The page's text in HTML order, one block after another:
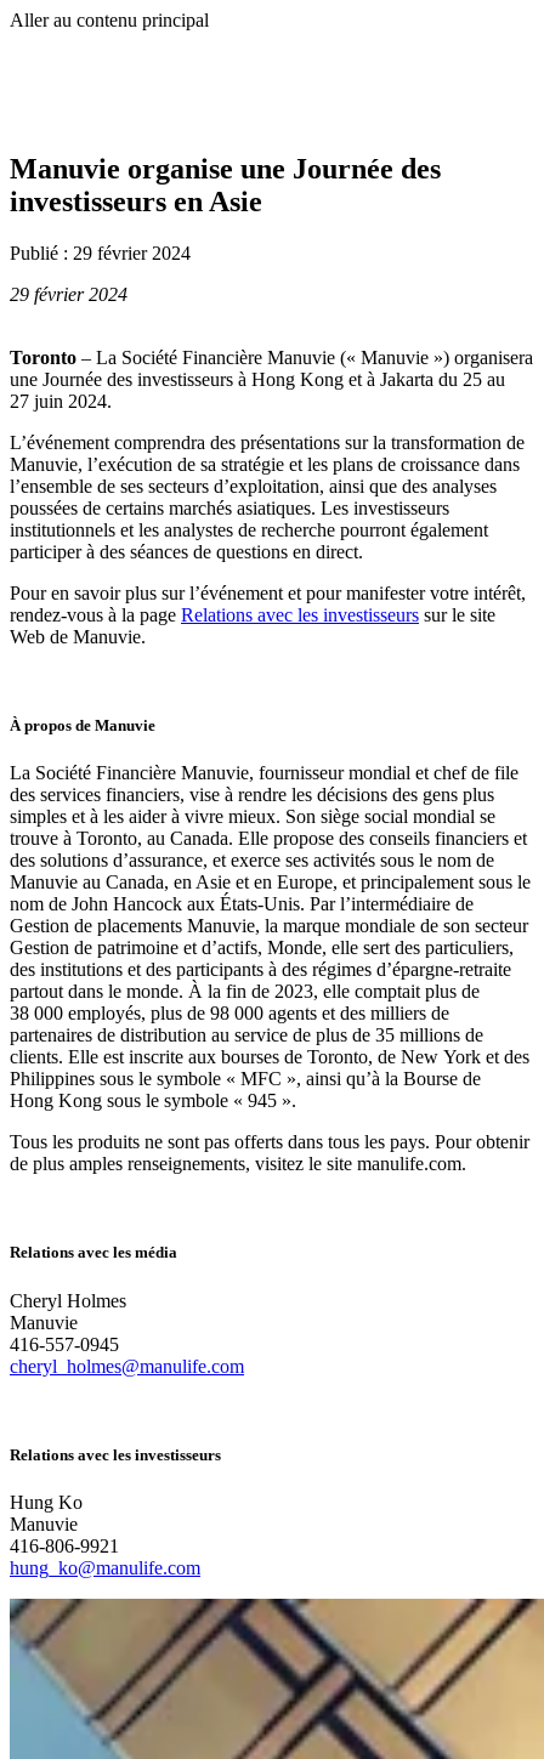
Aller au contenu principal
Manuvie organise une Journée des
investisseurs en Asie
Publié : 29 février 2024
29 février 2024
Toronto – La Société Financière Manuvie (« Manuvie ») organisera
une Journée des investisseurs à Hong Kong et à Jakarta du 25 au
27 juin 2024.
L’événement comprendra des présentations sur la transformation de
Manuvie, l’exécution de sa stratégie et les plans de croissance dans
l’ensemble de ses secteurs d’exploitation, ainsi que des analyses
poussées de certains marchés asiatiques. Les investisseurs
institutionnels et les analystes de recherche pourront également
participer à des séances de questions en direct.
Pour en savoir plus sur l’événement et pour manifester votre intérêt,
rendez-vous à la page Relations avec les investisseurs sur le site
Web de Manuvie.
À propos de Manuvie
La Société Financière Manuvie, fournisseur mondial et chef de file
des services financiers, vise à rendre les décisions des gens plus
simples et à les aider à vivre mieux. Son siège social mondial se
trouve à Toronto, au Canada. Elle propose des conseils financiers et
des solutions d’assurance, et exerce ses activités sous le nom de
Manuvie au Canada, en Asie et en Europe, et principalement sous le
nom de John Hancock aux États-Unis. Par l’intermédiaire de
Gestion de placements Manuvie, la marque mondiale de son secteur
Gestion de patrimoine et d’actifs, Monde, elle sert des particuliers,
des institutions et des participants à des régimes d’épargne-retraite
partout dans le monde. À la fin de 2023, elle comptait plus de
38 000 employés, plus de 98 000 agents et des milliers de
partenaires de distribution au service de plus de 35 millions de
clients. Elle est inscrite aux bourses de Toronto, de New York et des
Philippines sous le symbole « MFC », ainsi qu’à la Bourse de
Hong Kong sous le symbole « 945 ».
Tous les produits ne sont pas offerts dans tous les pays. Pour obtenir
de plus amples renseignements, visitez le site manulife.com.
Relations avec les média
Cheryl Holmes
Manuvie
416-557-0945
cheryl_holmes@manulife.com
Relations avec les investisseurs
Hung Ko
Manuvie
416-806-9921
hung_ko@manulife.com